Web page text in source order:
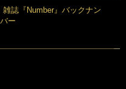
雑誌『Number』バックナン
バー